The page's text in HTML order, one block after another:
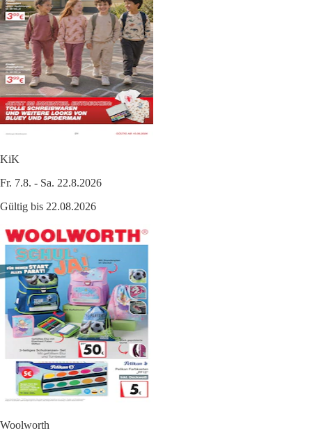
KiK
Fr. 7.8. - Sa. 22.8.2026
Gültig bis 22.08.2026
Woolworth